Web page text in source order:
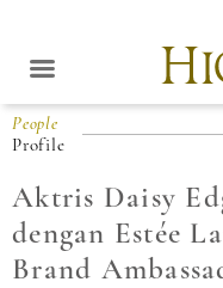
People
Profile
Aktris Daisy
dengan Estée
Brand